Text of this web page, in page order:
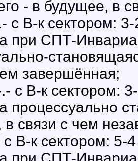
- в будущее, в
с В-к сектором:
при СПТ-
завершённая;
с В-к сектором:
процессуально
в связи с чем
с В-к сектором: 5-